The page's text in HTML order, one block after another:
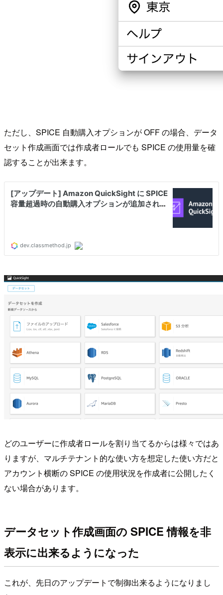
ただし、SPICE 自動購入オプションが OFF の場合、データ
セット作成画面では作成者ロールでも SPICE の使用量を確
認することが出来ます。
どのユーザーに作成者ロールを割り当てるからは様々ではあ
りますが、マルチテナント的な使い方を想定した使い方だと
アカウント横断の SPICE の使用状況を作成者に公開したく
ない場合があります。
データセット作成画面の SPICE 情報を非
表示に出来るようになった
これが、先日のアップデートで制御出来るようになりまし